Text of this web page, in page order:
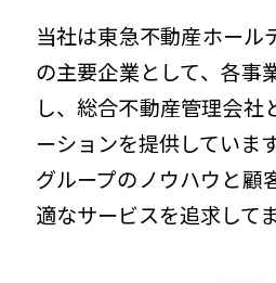
当社は東急不動産ホール
の主要企業として、 各事
し、総合不動産管理会社
ーションを提供しています
グループのノウハウと顧
適なサービスを追求して